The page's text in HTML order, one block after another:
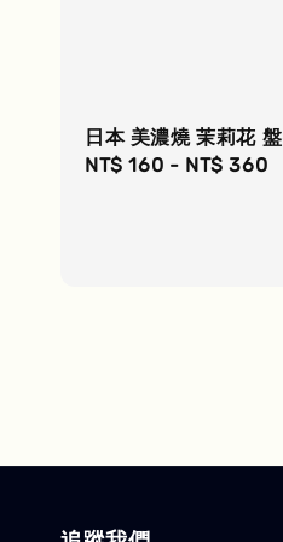
日本 美濃燒 茉莉花 盤
Regular
NT$ 160 - NT$ 360